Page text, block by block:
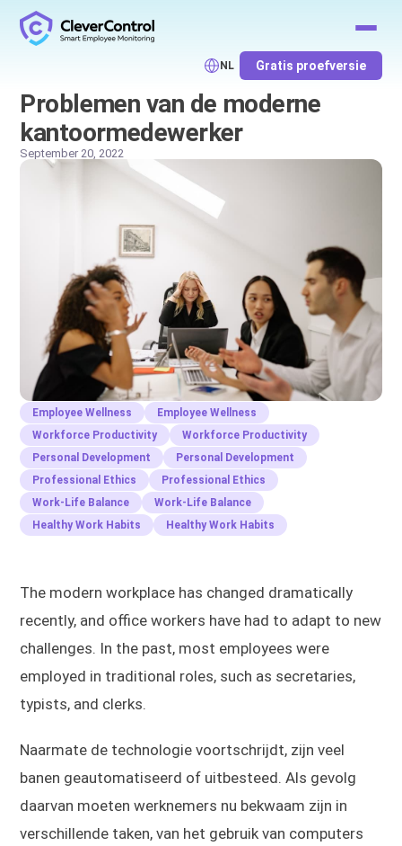
NL Gratis proefversie
Problemen van de moderne
kantoormedewerker
September 20, 2022
Employee Wellness
Employee Wellness
Workforce Productivity
Workforce Productivity
Personal Development
Personal Development
Professional Ethics
Professional Ethics
Work-Life Balance
Work-Life Balance
Healthy Work Habits
Healthy Work Habits
The modern workplace has changed dramatically
recently, and office workers have had to adapt to new
challenges. In the past, most employees were
employed in traditional roles, such as secretaries,
typists, and clerks.
Naarmate de technologie voortschrijdt, zijn veel
banen geautomatiseerd of uitbesteed. Als gevolg
daarvan moeten werknemers nu bekwaam zijn in
verschillende taken, van het gebruik van computers